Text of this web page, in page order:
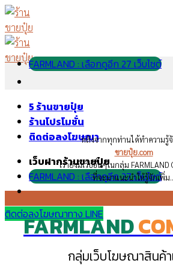
Skip
to
content
5 ร้านขายปุ๋ย
ร้านโปรโมชั่น
ติดต่อลงโฆษณา
เว็บฝากร้านขายปุ๋ย
FARMLAND : เลือกดูอีก 27 เว็บไซต์
FARMLAND : เลือกดูอีก 27 เว็บไซต์
หลังจากทุกท่านได้ทำความรู้จั
ขายปุ๋ย.com
เรายังมีเว็บอื่นๆในกลุ่ม FARMLAND
ที่จะมาแนะนำให้รู้จักเพิ่ม
ติดต่อลงโฆษณาทาง LINE
FARMLAND
กลุ่มเว็บโฆษณาสินค้